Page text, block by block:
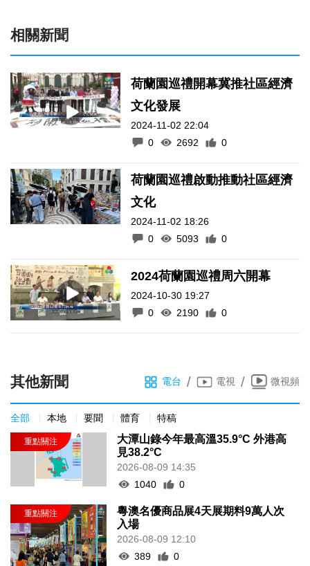
相關新聞
荷蘭園巡禮開幕冀推社區經濟
文化發展
2024-11-02 22:04
0
2692 0
荷蘭園巡禮啟動推動社區經濟
文化
2024-11-02 18:26
0
5093 0
2024荷蘭園巡禮周六開幕
2024-10-30 19:27
0
2190 0
其他新聞 電台 / 電視 / 微視頻
全部 本地 要聞 體育 特稿
大潭山錄今年最高溫35.9°C 外港高
見38.2°C
2026-08-09 14:35
1040
0
粵澳名優商品展4天展期料9萬人次
入場
2026-08-09 12:10
389
0